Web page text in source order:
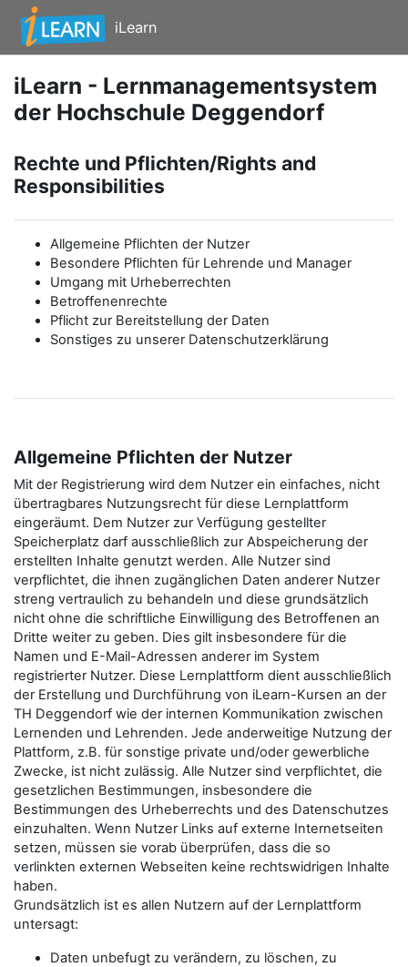
Zum Hauptinhalt
iLearn
iLearn - Lernmanagementsystem
der Hochschule Deggendorf
Rechte und Pflichten/Rights and
Responsibilities
Allgemeine Pflichten der Nutzer
Besondere Pflichten für Lehrende und Manager
Umgang mit Urheberrechten
Betroffenenrechte
Pflicht zur Bereitstellung der Daten
Sonstiges zu unserer Datenschutzerklärung
Allgemeine Pflichten der Nutzer
Mit der Registrierung wird dem Nutzer ein einfaches, nicht
übertragbares Nutzungsrecht für diese Lernplattform
eingeräumt. Dem Nutzer zur Verfügung gestellter
Speicherplatz darf ausschließlich zur Abspeicherung der
erstellten Inhalte genutzt werden. Alle Nutzer sind
verpflichtet, die ihnen zugänglichen Daten anderer Nutzer
streng vertraulich zu behandeln und diese grundsätzlich
nicht ohne die schriftliche Einwilligung des Betroffenen an
Dritte weiter zu geben. Dies gilt insbesondere für die
Namen und E-Mail-Adressen anderer im System
registrierter Nutzer. Diese Lernplattform dient ausschließlich
der Erstellung und Durchführung von iLearn-Kursen an der
TH Deggendorf wie der internen Kommunikation zwischen
Lernenden und Lehrenden. Jede anderweitige Nutzung der
Plattform, z.B. für sonstige private und/oder gewerbliche
Zwecke, ist nicht zulässig. Alle Nutzer sind verpflichtet, die
gesetzlichen Bestimmungen, insbesondere die
Bestimmungen des Urheberrechts und des Datenschutzes
einzuhalten. Wenn Nutzer Links auf externe Internetseiten
setzen, müssen sie vorab überprüfen, dass die so
verlinkten externen Webseiten keine rechtswidrigen Inhalte
haben.
Grundsätzlich ist es allen Nutzern auf der Lernplattform
untersagt:
Daten unbefugt zu verändern, zu löschen, zu